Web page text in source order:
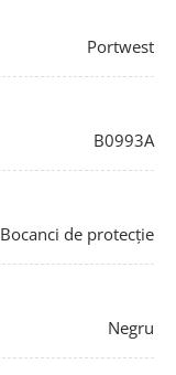
Portwest
B0993A
Bocanci de protecție
Negru